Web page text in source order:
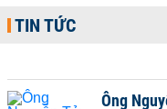
TIN TỨC
Ông